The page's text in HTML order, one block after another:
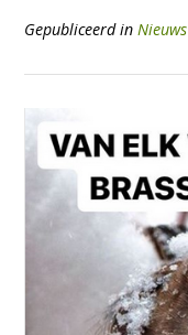
Gepubliceerd in Nieuws